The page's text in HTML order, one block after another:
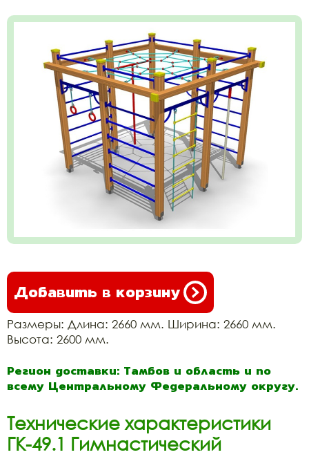
Добавить в корзину
Размеры: Длина: 2660 мм. Ширина: 2660 мм.
Высота: 2600 мм.
Регион доставки: Тамбов и область и по
всему Центральному Федеральному округу.
Технические характеристики
ГК-49.1 Гимнастический